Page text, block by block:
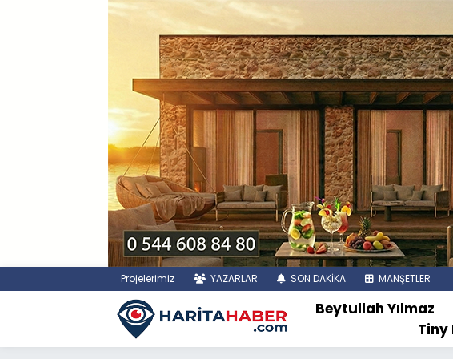
Projelerimiz YAZARLAR SON DAKİKA MANŞETLER
Beytullah Yılmaz
Tiny